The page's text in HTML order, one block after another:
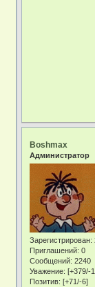
Boshmax
Администратор
Зарегистрирован:
Приглашений: 0
Сообщений: 2240
Уважение: [+379/-
Позитив: [+71/-6]